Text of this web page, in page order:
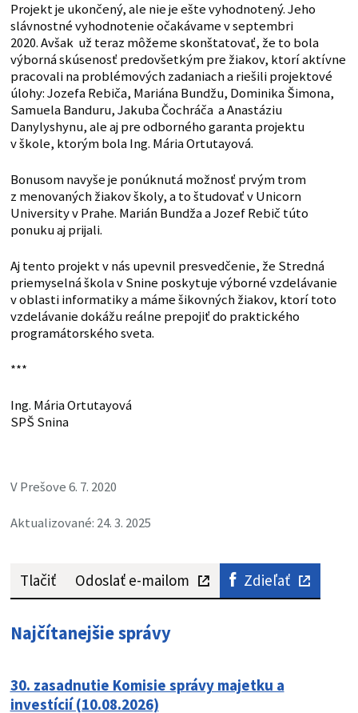
Projekt je ukončený, ale nie je ešte vyhodnotený. Jeho
slávnostné vyhodnotenie očakávame v septembri
2020. Avšak už teraz môžeme skonštatovať, že to bola
výborná skúsenosť predovšetkým pre žiakov, ktorí aktívne
pracovali na problémových zadaniach a riešili projektové
úlohy: Jozefa Rebiča, Mariána Bundžu, Dominika Šimona,
Samuela Banduru, Jakuba Čochráča a Anastáziu
Danylyshynu, ale aj pre odborného garanta projektu
v škole, ktorým bola Ing. Mária Ortutayová.
Bonusom navyše je ponúknutá možnosť prvým trom
z menovaných žiakov školy, a to študovať v Unicorn
University v Prahe. Marián Bundža a Jozef Rebič túto
ponuku aj prijali.
Aj tento projekt v nás upevnil presvedčenie, že Stredná
priemyselná škola v Snine poskytuje výborné vzdelávanie
v oblasti informatiky a máme šikovných žiakov, ktorí toto
vzdelávanie dokážu reálne prepojiť do praktického
programátorského sveta.
***
Ing. Mária Ortutayová
SPŠ Snina
V Prešove 6. 7. 2020
Aktualizované: 24. 3. 2025
Tlačiť Odoslať e-mailom Zdieľať
Najčítanejšie správy
30. zasadnutie Komisie správy majetku a
investícií (10.08.2026)